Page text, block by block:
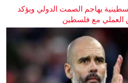
يهاجم الصمت الدولي ويؤكد
العملي مع فلسطين